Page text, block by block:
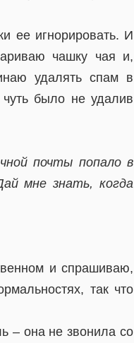
ее игнорировать. И
чашку чая и,
удалять спам в
было не удалив
почты попало в
мне знать, когда
и спрашиваю,
так что
– она не звонила со